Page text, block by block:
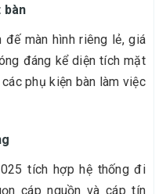
bàn
màn hình riêng lẻ, giá
đáng kể diện tích mặt
phụ kiện bàn làm việc
tích hợp hệ thống đi
cáp nguồn và cáp tín